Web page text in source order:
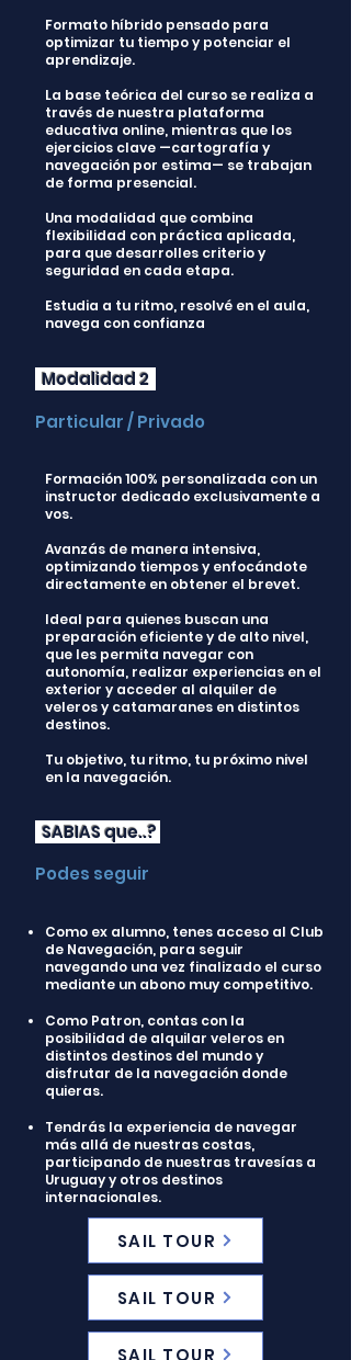
Formato híbrido pensado para
optimizar tu tiempo y potenciar el
aprendizaje.
La base teórica del curso se realiza a
través de nuestra plataforma
educativa online, mientras que los
ejercicios clave —cartografía y
navegación por estima— se trabajan
de forma presencial.
Una modalidad que combina
flexibilidad con práctica aplicada,
para que desarrolles criterio y
seguridad en cada etapa.
Estudia a tu ritmo, resolvé en el aula,
navega con confianza
Modalidad 2
Particular / Privado
Formación 100% personalizada con un
instructor dedicado exclusivamente a
vos.
Avanzás de manera intensiva,
optimizando tiempos y enfocándote
directamente en obtener el brevet.
Ideal para quienes buscan una
preparación eficiente y de alto nivel,
que les permita navegar con
autonomía, realizar experiencias en el
exterior y acceder al alquiler de
veleros y catamaranes en distintos
destinos.
Tu objetivo, tu ritmo, tu próximo nivel
en la navegación.
SABIAS que..?
Podes seguir
Como ex alumno, tenes acceso al Club
de Navegación, para seguir
navegando una vez finalizado el curso
mediante un abono muy competitivo.
Como Patron, contas con la
posibilidad de alquilar veleros en
distintos destinos del mundo y
disfrutar de la navegación donde
quieras.
Tendrás la experiencia de navegar
más allá de nuestras costas,
participando de nuestras travesías a
Uruguay y otros destinos
internacionales.
SAIL TOUR
SAIL TOUR
SAIL TOUR